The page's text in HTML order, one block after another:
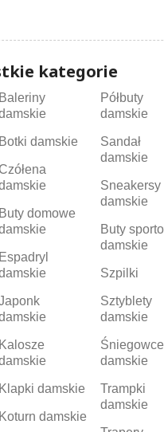
kategorie
Baleriny
Botki damskie
Czółena
Buty domowe
Espadryl
Kalosze
Klapki damskie
Koturn damskie
Półbuty
damskie
Sandał
damskie
Sneakersy
damskie
Buty
damskie
Szpilki
Sztyblety
damskie
Śniegowce
damskie
Trampki
damskie